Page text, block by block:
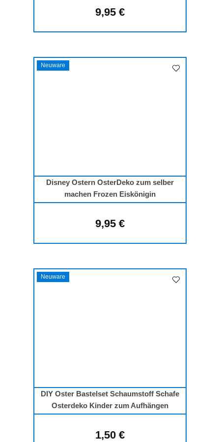
Regulärer Preis:
9,95 €
Neuware
Disney Ostern OsterDeko zum selber
machen Frozen Eiskönigin
Regulärer Preis:
9,95 €
Neuware
DIY Oster Bastelset Schaumstoff Schafe
Osterdeko Kinder zum Aufhängen
Regulärer Preis:
1,50 €